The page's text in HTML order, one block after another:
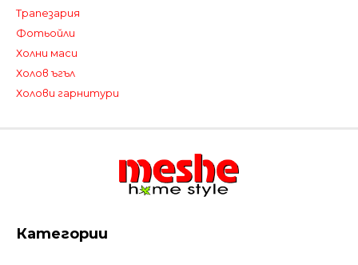
Трапезария
Фотьойли
Холни маси
Холов ъгъл
Холови гарнитури
Категории